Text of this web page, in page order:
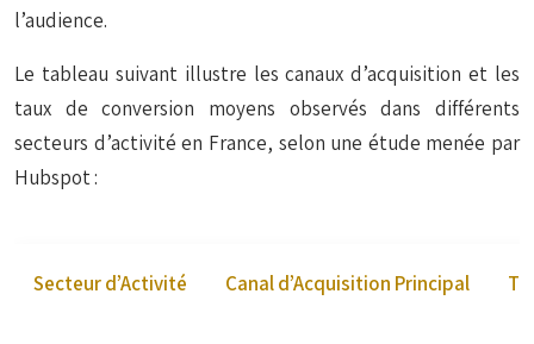
l’audience.
Le tableau suivant illustre les canaux d’acquisition et les
taux de conversion moyens observés dans différents
secteurs d’activité en France, selon une étude menée par
Hubspot :
Secteur d’Activité Canal d’Acquisition Principal